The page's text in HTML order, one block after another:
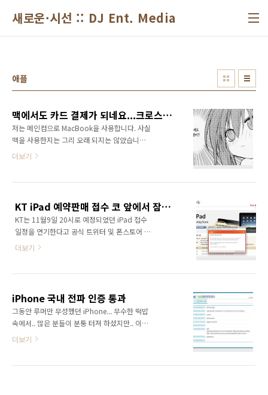
새로운·시선 :: DJ Ent. Media
애플
맥에서도 카드 결제가 되네요...크로스브라우징
저는 메인컴으로 MacBook을 사용합니다. 사실
맥을 사용한지는 그리 오래 되지는 않았습니다.
맥을 너무 사용해 보고 싶어서 여러 제품을 알아
하더군요.. 지름신의 강림!! 질러라 MacBook!!
하지만 지름신의 강림에도 불구하고 금액을 보
니 정신이 번쩍 들더군요 ㅡ_-; 그래서 냉정하게
맥을 처음 사용하는건데 과연 내가 그 금액 값어
되었고 차라리 중고로 구입하여 내가 잘 사용할
으로 구입하자는 결론을 내렸습니다. 지름신의
강림을 ..
더보기
KT iPad 예약판매 접수 코 앞에서 잠정 연기...
KT는 11월9일 20시로 예정되었던 iPad 접수
일정을 연기한다고 공식 트위터 및 폰스토어 팝
업 공지를 통해 발표 했습니다. KT 표현명 대표
인 이유로는 환율문제로 인한 가격정책 수립 지
연이라고 하는 군요 KT가 아이폰 3GS때부터 그
리고 아이폰4까지 들여오기 위해 많은 노력을 하
였고 그 노력 덕에 시장상황이 변하게 되었고 국
바일 라이프를 경험할 기회 제공에 일조 한점만
더보기
iPhone 국내 전파 인증 통과
그동안 루머만 무성했던 iPhone... 무수한 떡밥
속에서.. 많은 분들이 분통 터져 하셨지만.. 이제
올것이 왔나 봅니다. 이찬진님께서도 말씀하셨
더보기